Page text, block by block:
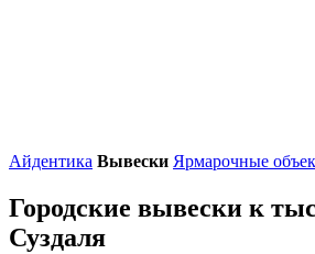
Айдентика Вывески Ярмарочные
Городские вывески к
Суздаля